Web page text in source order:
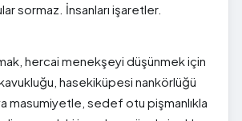
sormaz. İnsanları işaretler.
hercai menekşeyi düşünmek için
hasekiküpesi nankörlüğü
masumiyetle, sedef otu pişmanlıkla